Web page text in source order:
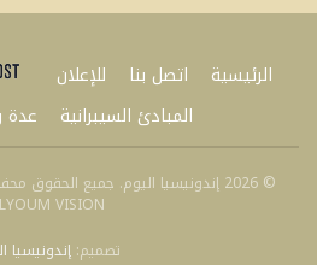
الرئيسية اتصل بنا
للإعلان
المبادئ السيبرانية
عدة
VISION
تصميم:إندونيسيا